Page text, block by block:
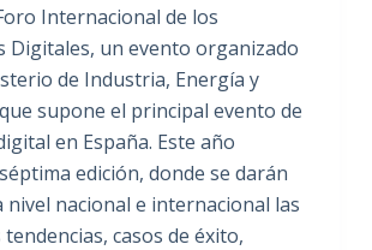
Internacional de los
Digitales, un evento organizado
de Industria, Energía y
supone el principal evento de
en España. Este año
edición, donde se darán
nivel nacional e internacional las
casos de éxito,